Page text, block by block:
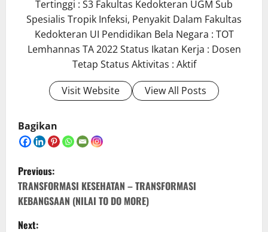
Tertinggi : S3 Fakultas Kedokteran UGM Sub
Spesialis Tropik Infeksi, Penyakit Dalam Fakultas
Kedokteran UI Pendidikan Bela Negara : TOT
Lemhannas TA 2022 Status Ikatan Kerja : Dosen
Tetap Status Aktivitas : Aktif
Visit Website
View All Posts
Bagikan
P
o
s
Previous:
TRANSFORMASI KESEHATAN – TRANSFORMASI
KEBANGSAAN (NILAI TO DO MORE)
Next: